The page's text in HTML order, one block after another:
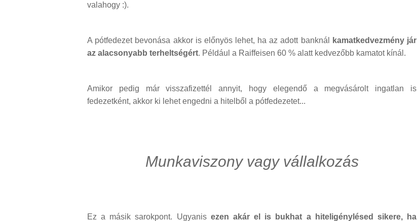
valahogy :).
A pótfedezet bevonása akkor is előnyös lehet, ha az adott banknál
kamatkedvezmény jár
az alacsonyabb terheltségért. Például a Raiffeisen 60 % alatt kedvezőbb kamatot kínál.
Amikor pedig már visszafizettél annyit, hogy elegendő a megvásárolt ingatlan is
fedezetként, akkor ki lehet engedni a hitelből a pótfedezetet...
Munkaviszony vagy vállalkozás
Ez a másik sarokpont. Ugyanis ezen akár el is bukhat a hiteligénylésed sikere, ha